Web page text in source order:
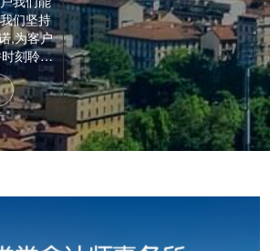
们坚持
,为客户
刻聆听
。